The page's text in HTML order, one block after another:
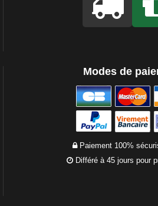
Modes de
Paiement 100%
Différé à 45 jours pour